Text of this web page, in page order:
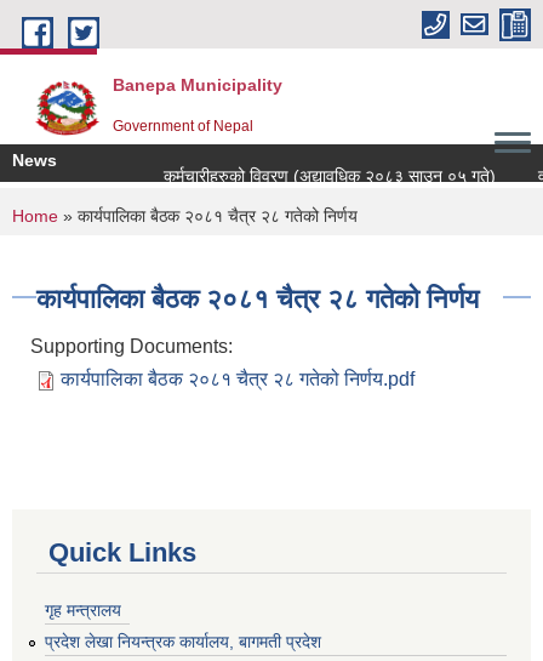
Skip to main content
Banepa Municipality
Government of Nepal
News
कर्मचारीहरुको विवरण (अद्यावधिक २०८३ साउन ०५ गते)
You are here
Home » कार्यपालिका बैठक २०८१ चैत्र २८ गतेको निर्णय
कार्यपालिका बैठक २०८१ चैत्र २८ गतेको निर्णय
Supporting Documents:
कार्यपालिका बैठक २०८१ चैत्र २८ गतेको निर्णय.pdf
Quick Links
गृह मन्त्रालय
प्रदेश लेखा नियन्त्रक कार्यालय, बागमती प्रदेश